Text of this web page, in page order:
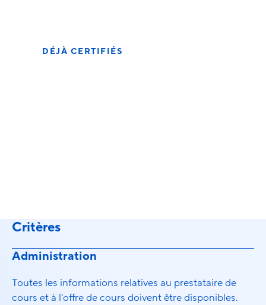
DÉJÀ CERTIFIÉS
Critères
Administration
Toutes les informations relatives au prestataire de
cours et à l'offre de cours doivent être disponibles.